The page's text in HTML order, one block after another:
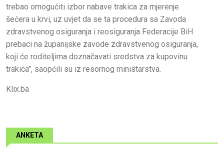
trebao omogućiti izbor nabave trakica za mjerenje
šećera u krvi, uz uvjet da se ta procedura sa Zavoda
zdravstvenog osiguranja i reosiguranja Federacije BiH
prebaci na županijske zavode zdravstvenog osiguranja,
koji će roditeljima doznačavati sredstva za kupovinu
trakica", saopćili su iz resornog ministarstva.
Klix.ba
ANKETA